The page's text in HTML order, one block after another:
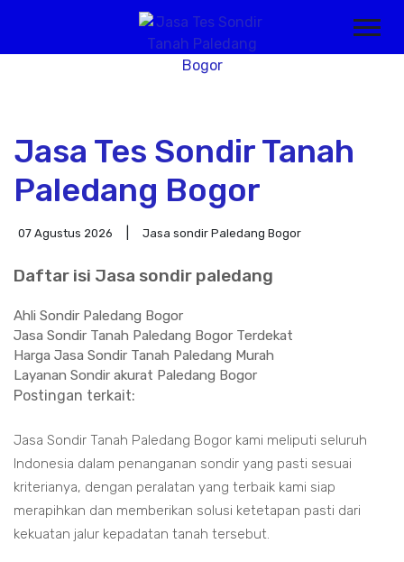
Jasa Tes Sondir Tanah
Paledang Bogor
07 Agustus 2026 Jasa sondir Paledang Bogor
Daftar isi Jasa sondir paledang
Ahli Sondir Paledang Bogor
Jasa Sondir Tanah Paledang Bogor Terdekat
Harga Jasa Sondir Tanah Paledang Murah
Layanan Sondir akurat Paledang Bogor
Postingan terkait:
Jasa Sondir Tanah Paledang Bogor kami meliputi seluruh
Indonesia dalam penanganan sondir yang pasti sesuai
kriterianya, dengan peralatan yang terbaik kami siap
merapihkan dan memberikan solusi ketetapan pasti dari
kekuatan jalur kepadatan tanah tersebut.